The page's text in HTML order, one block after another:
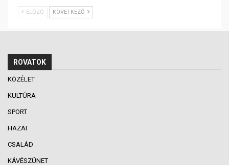
ELŐZŐ KÖVETKEZŐ
ROVATOK
KÖZÉLET
KULTÚRA
SPORT
HAZAI
CSALÁD
KÁVÉSZÜNET